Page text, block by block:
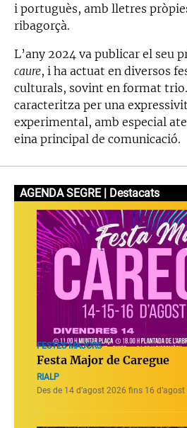
i portuguès, amb lletres
ribagorçà.
L’any 2024 va publicar el seu
caure, i ha actuat en diversos
culturals, sovint en format
caracteritza per una
experimental, amb especial
eina principal de comunicació.
AGENDA SEGRE | Destacats
FESTES MAJORS
Festa Major de Caregue
RIALP
Des de 14 d’agost 2026 fins 16